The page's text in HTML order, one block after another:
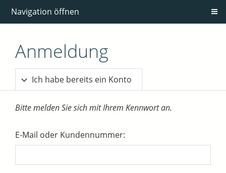
Navigation öffnen
Anmeldung
Ich habe bereits ein Konto
Bitte melden Sie sich mit Ihrem Kennwort an.
E-Mail oder Kundennummer: